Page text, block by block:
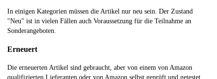
In einigen Kategorien müssen die Artikel nur neu sein. Der Zustand
"Neu" ist in vielen Fällen auch Voraussetzung für die Teilnahme an
Sonderangeboten.
Erneuert
Die erneuerten Artikel sind gebraucht, aber von einem von Amazon
qualifizierten Lieferanten oder von Amazon selbst geprüft und getestet.